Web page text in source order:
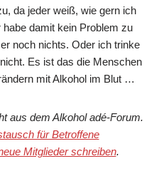
da jeder weiß, wie gern ich
damit kein Problem zu
noch nichts. Oder ich trinke
Es ist das die Menschen
mit Alkohol im Blut …
aus dem Alkohol adé-Forum.
für Betroffene
Mitglieder schreiben.